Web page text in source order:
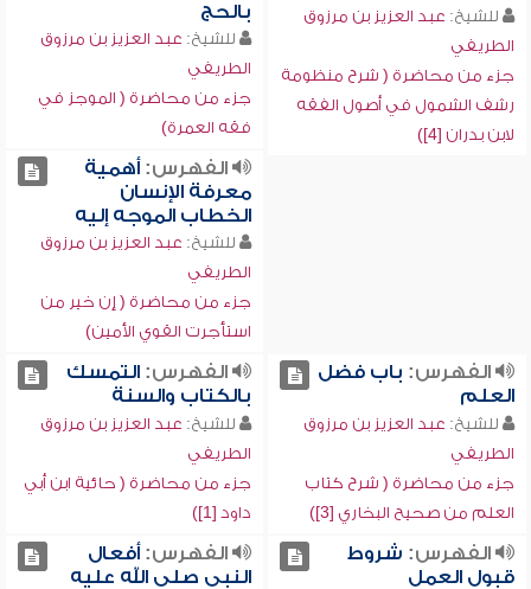
للشيخ: عبد العزيز بن مرزوق
الطريفي
جزء من محاضرة ( شرح منظومة
رشف الشمول في أصول الفقه
لابن بدران [4])
بالحج
للشيخ: عبد العزيز بن مرزوق
الطريفي
جزء من محاضرة ( الموجز في
فقه العمرة)
الفهرس:أهمية
معرفة الإنسان
الخطاب الموجه إليه
للشيخ: عبد العزيز بن مرزوق
الطريفي
جزء من محاضرة ( إن خير من
استأجرت القوي الأمين)
الفهرس: باب فضل
العلم
للشيخ: عبد العزيز بن مرزوق
الطريفي
جزء من محاضرة ( شرح كتاب
العلم من صحيح البخاري [3])
الفهرس:التمسك
بالكتاب والسنة
للشيخ: عبد العزيز بن مرزوق
الطريفي
جزء من محاضرة ( حائية ابن أبي
داود [1])
الفهرس: شروط
قبول العمل
الفهرس:أفعال
النبي صلى الله عليه